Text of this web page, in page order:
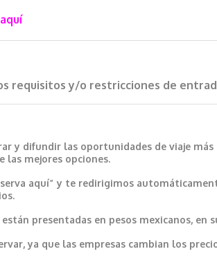
requisitos y/o restricciones de
y difundir las oportunidades de viaje
las mejores opciones.
aquí” y te redirigimos
presentadas en pesos mexicanos, en
ya que las empresas cambian los